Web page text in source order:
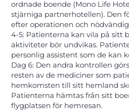
ordnade boende (Mono Life
stjärniga partnerhotellen). Den
efter operationen och
4-5: Patienterna kan vila på sitt
aktiviteter bör undvikas.
personlig assistent som de kan
Dag 6: Den andra kontrollen
resten av de mediciner som
hemkomsten till sitt hemland
Patienterna hämtas från sitt
flygplatsen för hemresan.